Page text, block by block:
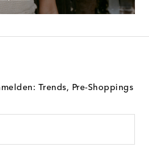
Trends, Pre-Shoppings